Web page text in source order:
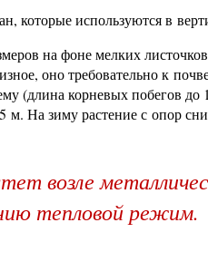
которые используются в
на фоне мелких
оно требовательно к
(длина корневых побегов
На зиму растение с опор
возле
тепловой режим.